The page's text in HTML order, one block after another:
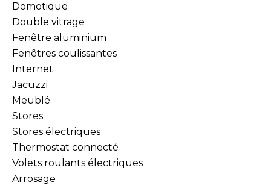
Domotique
Double vitrage
Fenêtre aluminium
Fenêtres coulissantes
Internet
Jacuzzi
Meublé
Stores
Stores électriques
Thermostat connecté
Volets roulants électriques
Arrosage